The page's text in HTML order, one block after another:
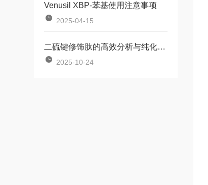
Venusil XBP-苯基使用注意事项
2025-04-15
二硫键修饰肽的高效分析与纯化：选择Phenomenex Luna的理由
2025-10-24